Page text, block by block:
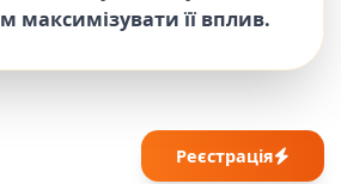
максимізувати її вплив.
Реєстрація